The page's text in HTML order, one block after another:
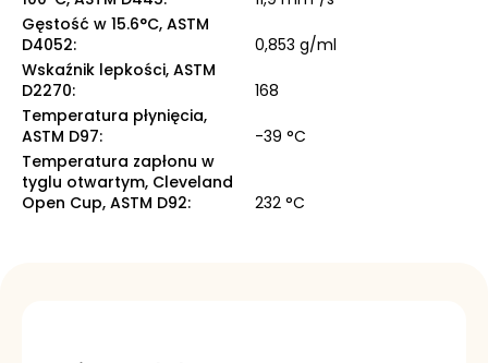
Gęstość w 15.6°C, ASTM
D4052:
0,853 g/ml
Wskaźnik lepkości, ASTM
D2270:
168
Temperatura płynięcia,
ASTM D97:
-39 °C
Temperatura zapłonu w
tyglu otwartym, Cleveland
Open Cup, ASTM D92: 232 °C